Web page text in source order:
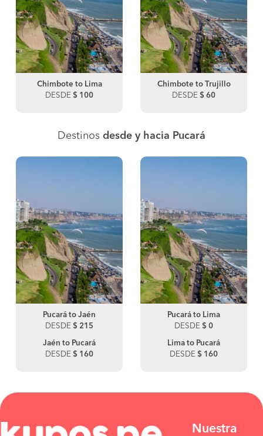
Chimbote to Lima
DESDE $ 100
Chimbote to Trujillo
DESDE $ 60
Destinos desde y hacia Pucará
Pucará to Jaén
DESDE $ 215
Jaén to Pucará
DESDE $ 160
Pucará to Lima
DESDE $ 0
Lima to Pucará
DESDE $ 160
Nuestra